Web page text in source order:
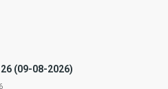
(09-08-2026)